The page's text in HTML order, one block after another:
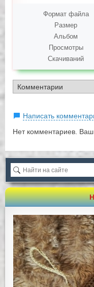
Формат файла
Размер
Альбом
Просмотры
Скачиваний
Написать
Нет комментариев.